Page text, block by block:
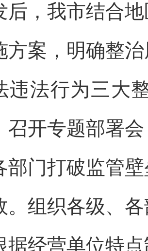
后，我市结合
方案，明确整
违法行为三大
召开专题部署
部门打破监管
。组织各级、
据经营单位特